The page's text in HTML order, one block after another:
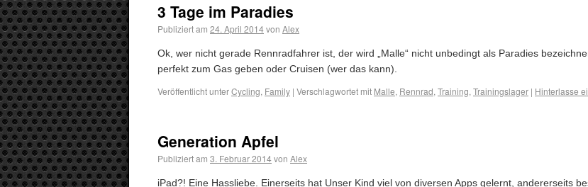
3 Tage im Paradies
Publiziert am 24. April 2014von Alex
Ok, wer nicht gerade Rennradfahrer ist, der wird „Malle“ nicht unbedingt als Paradies
perfekt zum Gas geben oder Cruisen (wer das kann).
Veröffentlicht unterCycling, Family | Verschlagwortet mit Malle, Rennrad, Training, Trainingslager | Hinterlasse
Generation Apfel
Publiziert am 3. Februar 2014von Alex
iPad?! Eine Hassliebe. Einerseits hat Unser Kind viel von diversen Apps gelernt, andererseits